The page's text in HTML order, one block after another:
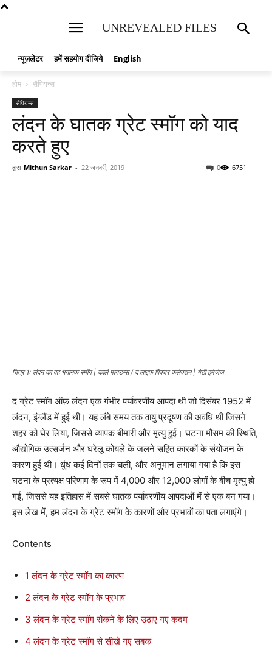
UNREVEALED FILES
न्यूज़लेटर हमें सहयोग दीजिये English
होम सैपियन्स
सैपियन्स
लंदन के घातक ग्रेट स्मॉग को याद
करते हुए
द्वारा Mithun Sarkar - 22 जनवरी, 2019 6751
0
चित्र 1: लंदन का वह भयानक स्मॉग | कार्ल मायडम्स / द लाइफ पिक्चर कलेक्शन | गेटी इमेजेज
द ग्रेट स्मॉग ऑफ़ लंदन एक गंभीर पर्यावरणीय आपदा थी जो दिसंबर 1952 में
लंदन, इंग्लैंड में हुई थी। यह लंबे समय तक वायु प्रदूषण की अवधि थी जिसने
शहर को घेर लिया, जिससे व्यापक बीमारी और मृत्यु हुई। घटना मौसम की स्थिति,
औद्योगिक उत्सर्जन और घरेलू कोयले के जलने सहित कारकों के संयोजन के
कारण हुई थी। धुंध कई दिनों तक चली, और अनुमान लगाया गया है कि इस
घटना के प्रत्यक्ष परिणाम के रूप में 4,000 और 12,000 लोगों के बीच मृत्यु हो
गई, जिससे यह इतिहास में सबसे घातक पर्यावरणीय आपदाओं में से एक बन गया।
इस लेख में, हम लंदन के ग्रेट स्मॉग के कारणों और प्रभावों का पता लगाएंगे।
Contents
1 लंदन के ग्रेट स्मॉग का कारण
2 लंदन के ग्रेट स्मॉग के प्रभाव
3 लंदन के ग्रेट स्मॉग रोकने के लिए उठाए गए कदम
4 लंदन के ग्रेट स्मॉग से सीखे गए सबक